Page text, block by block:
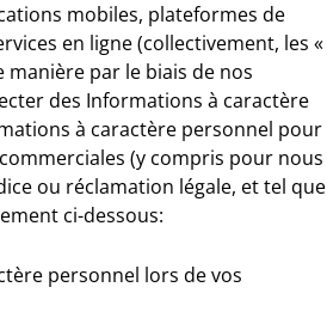
mobiles, plateformes de
en ligne (collectivement, les «
par le biais de nos
des Informations à caractère
à caractère personnel pour
(y compris pour nous
ou réclamation légale, et tel que
ci-dessous:
personnel lors de vos